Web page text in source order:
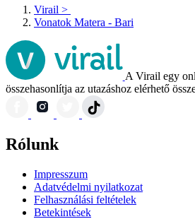
Virail >
Vonatok Matera - Bari
A Virail egy
összehasonlítja az utazáshoz elérhető
Rólunk
Impresszum
Adatvédelmi nyilatkozat
Felhasználási feltételek
Betekintések